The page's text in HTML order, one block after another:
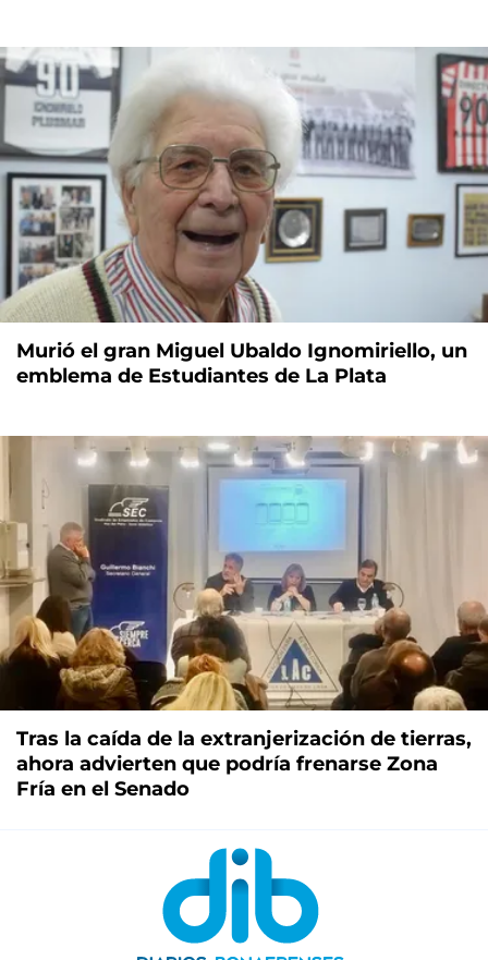
Murió el gran Miguel Ubaldo Ignomiriello, un
emblema de Estudiantes de La Plata
Tras la caída de la extranjerización de tierras,
ahora advierten que podría frenarse Zona
Fría en el Senado